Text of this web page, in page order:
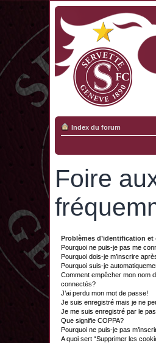
Index du forum
Foire
Problèmes d’identification et
Pourquoi ne puis-je pas me
Pourquoi dois-je m’inscrire
Pourquoi suis-je
Comment empêcher mon nom
connectés?
J’ai perdu mon mot de passe!
Je suis enregistré mais je ne
Je me suis enregistré par le
Que signifie COPPA?
Pourquoi ne puis-je pas
A quoi sert “Supprimer les